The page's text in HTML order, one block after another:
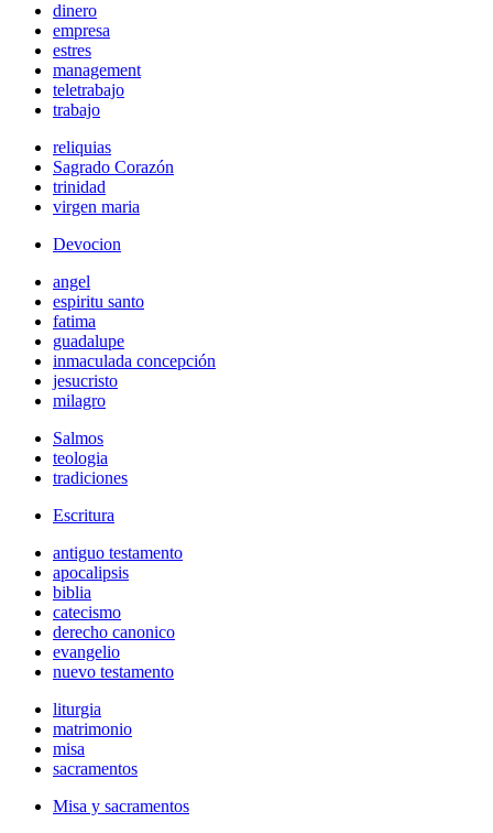
dinero
empresa
estres
management
teletrabajo
trabajo
reliquias
Sagrado Corazón
trinidad
virgen maria
Devocion
angel
espiritu santo
fatima
guadalupe
inmaculada concepción
jesucristo
milagro
Salmos
teologia
tradiciones
Escritura
antiguo testamento
apocalipsis
biblia
catecismo
derecho canonico
evangelio
nuevo testamento
liturgia
matrimonio
misa
sacramentos
Misa y sacramentos